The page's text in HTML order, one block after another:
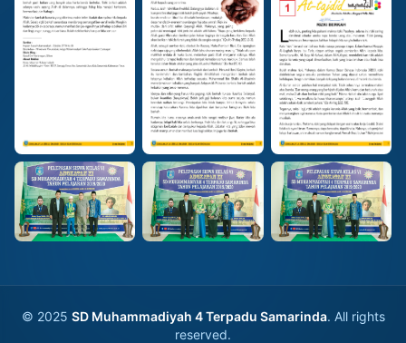
© 2025 SD Muhammadiyah 4 Terpadu Samarinda. All rights
reserved.